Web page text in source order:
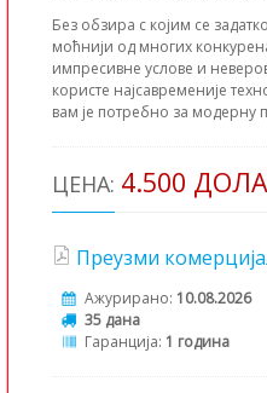
Без обзира с којим се
моћнији од многих
импресивне услове и
користе најсавременије
вам је потребно за
ЦЕНА: 4.500
Преузми
Ажурирано: 10.08.2026
35 дана
Гаранција: 1 година